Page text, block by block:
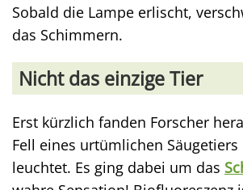
Sobald die Lampe erlischt,
das Schimmern.
Nicht das einzige Tier
Erst kürzlich fanden Forscher
Fell eines urtümlichen
leuchtet. Es ging dabei um das